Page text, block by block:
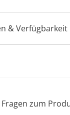
&
zum